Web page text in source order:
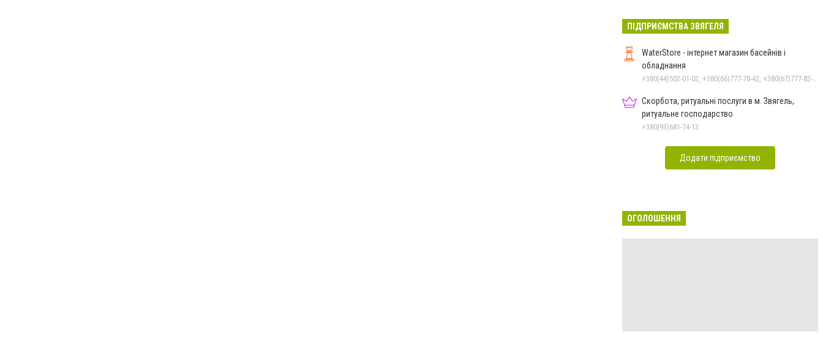
ПІДПРИЄМСТВА ЗВЯГЕЛЯ
WaterStore - інтернет магазин басейнів і
обладнання
+380(44)502-01-02, +380(66)777-78-42, +380(67)777-82-19, +380(67)890-80-80, +380(73)890-80-80, +380(44)502-01-03
Скорбота, ритуальні послуги в м. Звягель,
ритуальне господарство
+380(93)681-74-13
Додати підприємство
ОГОЛОШЕННЯ